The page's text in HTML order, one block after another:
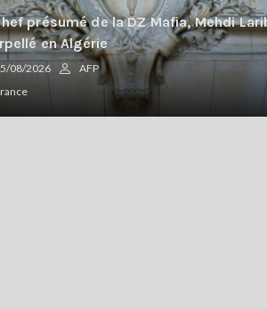
présumé de la DZ Mafia, Mehdi
en Algérie
08/2026
AFP